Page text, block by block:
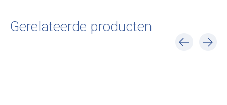
Gerelateerde producten